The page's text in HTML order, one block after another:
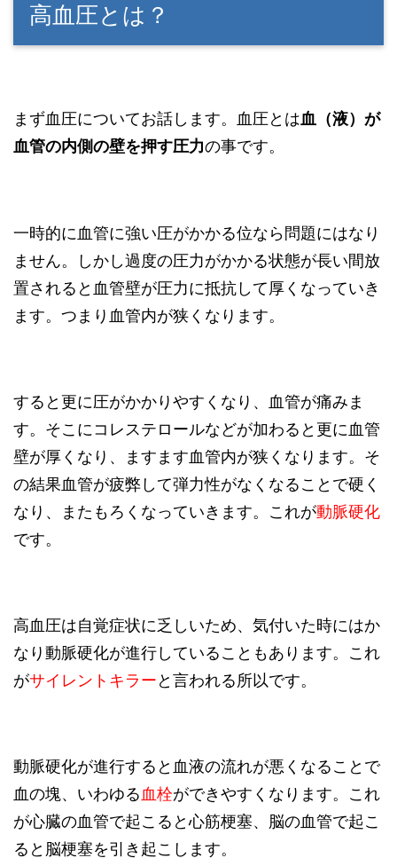
高血圧とは？
まず血圧についてお話します。血圧とは血（液）が
血管の内側の壁を押す圧力の事です。
一時的に血管に強い圧がかかる位なら問題にはなり
ません。しかし過度の圧力がかかる状態が長い間放
置されると血管壁が圧力に抵抗して厚くなっていき
ます。つまり血管内が狭くなります。
すると更に圧がかかりやすくなり、血管が痛みま
す。そこにコレステロールなどが加わると更に血管
壁が厚くなり、ますます血管内が狭くなります。そ
の結果血管が疲弊して弾力性がなくなることで硬く
なり、またもろくなっていきます。これが動脈硬化
です。
高血圧は自覚症状に乏しいため、気付いた時にはか
なり動脈硬化が進行していることもあります。これ
がサイレントキラー と言われる所以です。
動脈硬化が進行すると血液の流れが悪くなることで
血の塊、いわゆる 血栓ができやすくなります。これ
が心臓の血管で起こると心筋梗塞、脳の血管で起こ
ると脳梗塞を引き起こします。